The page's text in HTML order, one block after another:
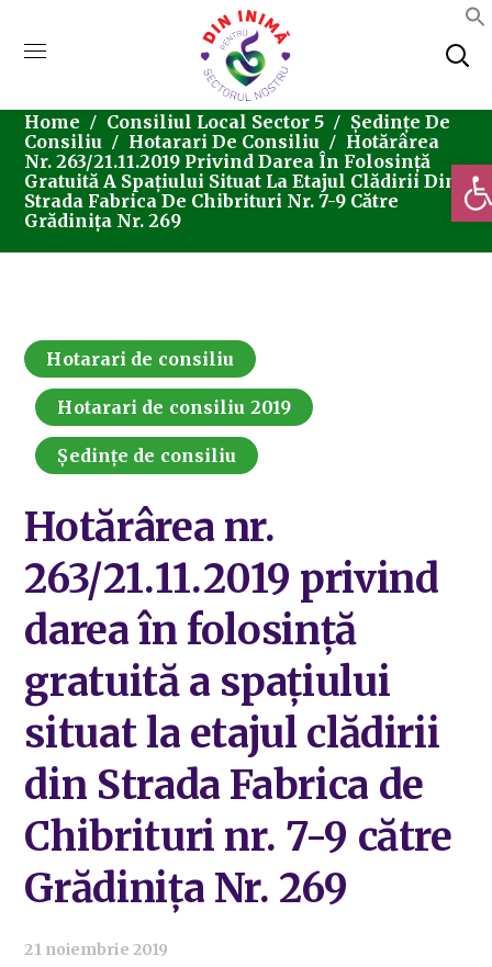
Home Consiliul Local Sector 5
Ședințe De
Consiliu
Hotarari De Consiliu
Hotărârea
Nr. 263/21.11.2019 Privind Darea În Folosință
Gratuită A Spațiului Situat La Etajul Clădirii Din
Strada Fabrica De Chibrituri Nr. 7-9 Către
Grădinița Nr. 269
Hotarari de consiliu
Hotarari de consiliu 2019
Ședințe de consiliu
Hotărârea nr.
263/21.11.2019 privind
darea în folosință
gratuită a spațiului
situat la etajul clădirii
din Strada Fabrica de
Chibrituri nr. 7-9 către
Grădinița Nr. 269
21 noiembrie 2019